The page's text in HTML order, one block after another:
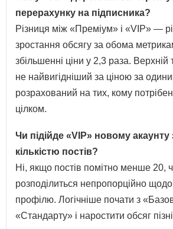
перерахунку на підписника?
Різниця між «Преміум» і «VIP» —
зростання обсягу за обома
збільшенні ціни у 2,3 раза.
не найвигідніший за ціною за
розрахований на тих, кому
цілком.
Чи підійде «VIP» новому
кількістю постів?
Ні, якщо постів помітно менше 20,
розподілиться непропорційно щодо
профілю. Логічніше почати з
«Стандарту» і наростити обсяг